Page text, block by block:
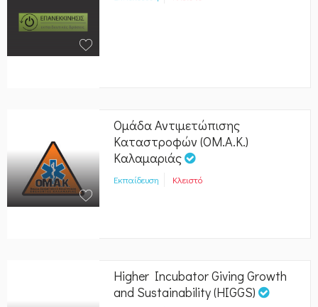
Ομάδα Αντιμετώπισης
Καταστροφών (OM.A.K.)
Καλαμαριάς
Εκπαίδευση Κλειστό
Higher Incubator Giving Growth
and Sustainability (HIGGS)